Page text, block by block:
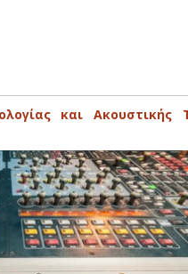
και Aκουστικής